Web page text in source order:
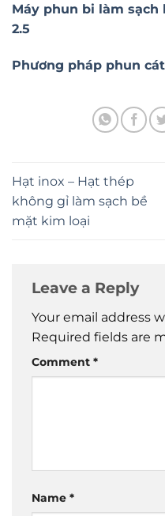
Máy phun bi làm sạch
2.5
Phương pháp phun
Hạt inox – Hạt thép
không gỉ làm sạch bề
mặt kim loại
Leave a Reply
Your email address
Required fields are
Comment *
Name *